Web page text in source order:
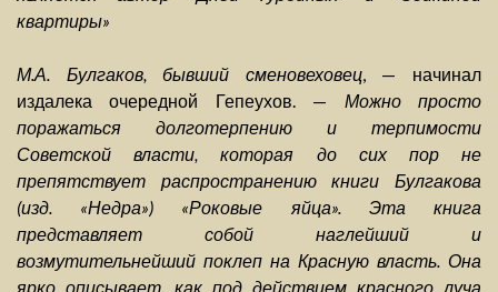
квартиры»
М.А. Булгаков, бывший сменовеховец, — начинал
издалека очередной Гепеухов. — Можно просто
поражаться долготерпению и терпимости
Советской власти, которая до сих пор не
препятствует распространению книги Булгакова
(изд. «Недра») «Роковые яйца». Эта книга
представляет собой наглейший и
возмутительнейший поклеп на Красную власть. Она
ярко описывает, как под действием красного луча